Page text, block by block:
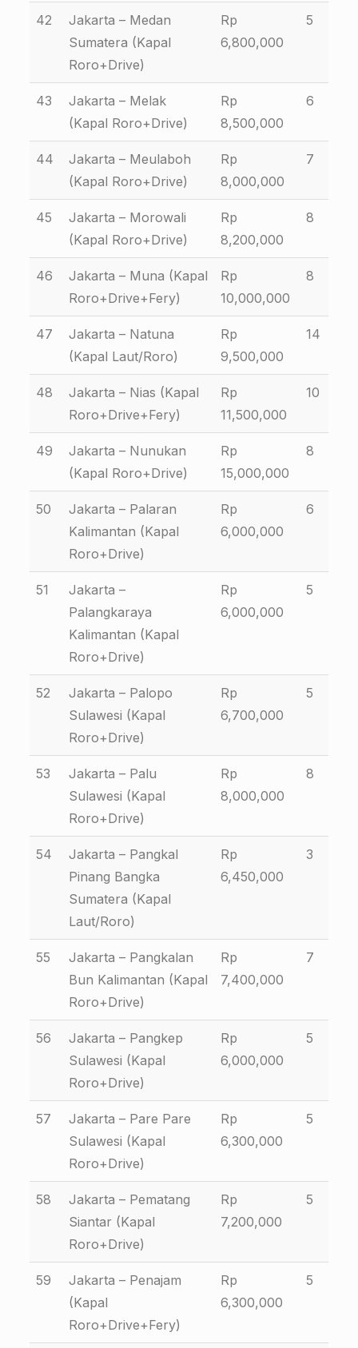
42
Jakarta – Medan
Sumatera (Kapal
Roro+Drive)
Rp
6,800,000
5
43
Jakarta – Melak
(Kapal Roro+Drive)
Rp
8,500,000
6
44
Jakarta – Meulaboh
(Kapal Roro+Drive)
Rp
8,000,000
7
45
Jakarta – Morowali
(Kapal Roro+Drive)
Rp
8,200,000
8
46
Jakarta – Muna (Kapal
Roro+Drive+Fery)
Rp
10,000,000
8
47
Jakarta – Natuna
(Kapal Laut/Roro)
Rp
9,500,000
14
48
Jakarta – Nias (Kapal
Roro+Drive+Fery)
Rp
11,500,000
10
49
Jakarta – Nunukan
(Kapal Roro+Drive)
Rp
15,000,000
8
50
Jakarta – Palaran
Kalimantan (Kapal
Roro+Drive)
Rp
6,000,000
6
51
Jakarta –
Palangkaraya
Kalimantan (Kapal
Roro+Drive)
Rp
6,000,000
5
52
Jakarta – Palopo
Sulawesi (Kapal
Roro+Drive)
Rp
6,700,000
5
53
Jakarta – Palu
Sulawesi (Kapal
Roro+Drive)
Rp
8,000,000
8
54
Jakarta – Pangkal
Pinang Bangka
Sumatera (Kapal
Laut/Roro)
Rp
6,450,000
3
55
Jakarta – Pangkalan
Bun Kalimantan (Kapal
Roro+Drive)
Rp
7,400,000
7
56
Jakarta – Pangkep
Sulawesi (Kapal
Roro+Drive)
Rp
6,000,000
5
57
Jakarta – Pare Pare
Sulawesi (Kapal
Roro+Drive)
Rp
6,300,000
5
58
Jakarta – Pematang
Siantar (Kapal
Roro+Drive)
Rp
7,200,000
5
59
Jakarta – Penajam
(Kapal
Roro+Drive+Fery)
Rp
6,300,000
5